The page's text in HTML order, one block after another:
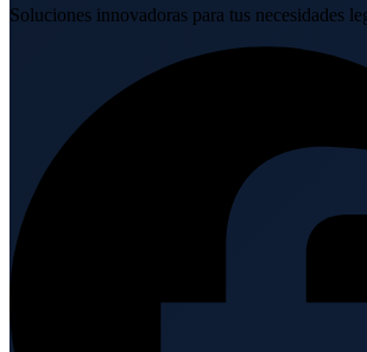
Soluciones innovadoras para tus necesidades